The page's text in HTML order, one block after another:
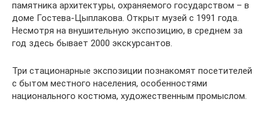
памятника архитектуры, охраняемого государством – в
доме Гостева-Цыплакова. Открыт музей с 1991 года.
Несмотря на внушительную экспозицию, в среднем за
год здесь бывает 2000 экскурсантов.
Три стационарные экспозиции познакомят посетителей
с бытом местного населения, особенностями
национального костюма, художественным промыслом.